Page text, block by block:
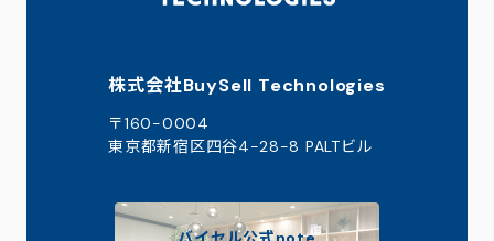
株式会社BuySell Technologies
〒160-0004
東京都新宿区四谷4-28-8 PALTビル